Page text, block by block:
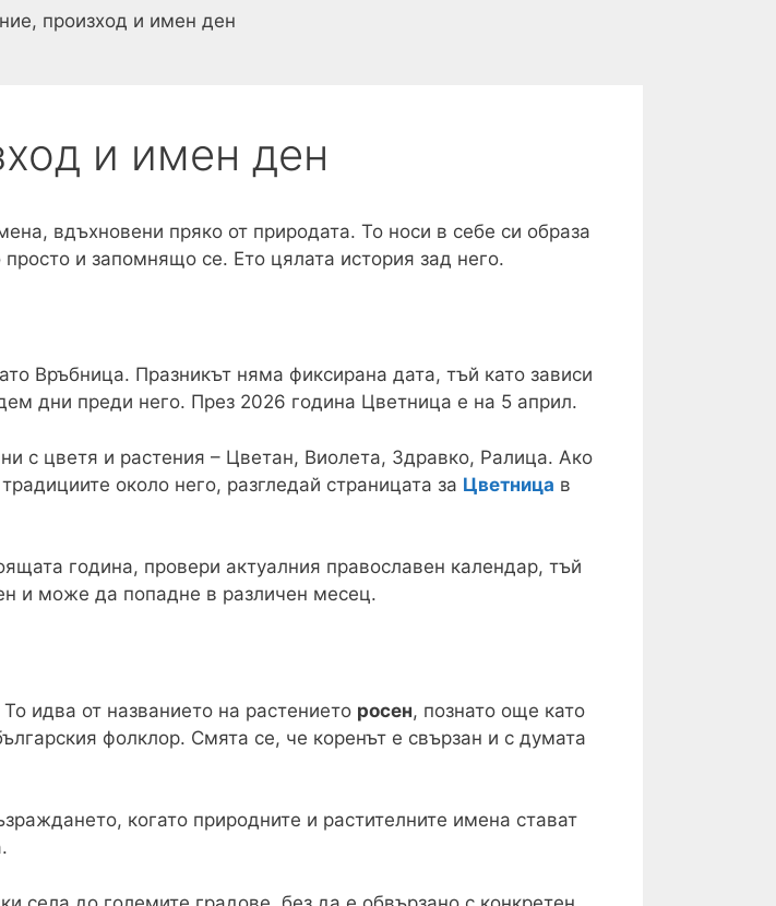
произход и имен ден
и имен ден
вдъхновени пряко от природата. То носи в себе си образа
и запомнящо се. Ето цялата история зад него.
Връбница. Празникът няма фиксирана дата, тъй като зависи
дни преди него. През 2026 година Цветница е на 5 април.
с цветя и растения – Цветан, Виолета, Здравко, Ралица. Ако
около него, разгледай страницата за Цветница в
година, провери актуалния православен календар, тъй
и може да попадне в различен месец.
идва от названието на растението росен, познато още като
фолклор. Смята се, че коренът е свързан и с думата
когато природните и растителните имена стават